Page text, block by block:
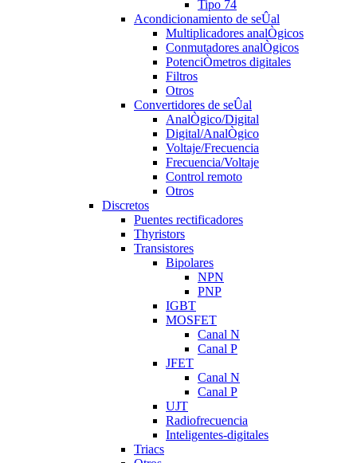
Tipo 74
Acondicionamiento de seÛal
Multiplicadores analÒgicos
Conmutadores analÒgicos
PotenciÒmetros digitales
Filtros
Otros
Convertidores de seÛal
AnalÒgico/Digital
Digital/AnalÒgico
Voltaje/Frecuencia
Frecuencia/Voltaje
Control remoto
Otros
Discretos
Puentes rectificadores
Thyristors
Transistores
Bipolares
NPN
PNP
IGBT
MOSFET
Canal N
Canal P
JFET
Canal N
Canal P
UJT
Radiofrecuencia
Inteligentes-digitales
Triacs